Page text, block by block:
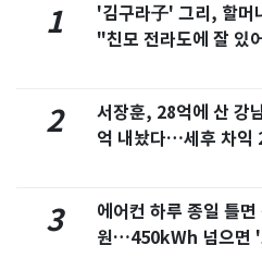
1
'김구라子' 그리, 할머
"친모 전라도에 잘
2
서장훈, 28억에 산 강
억 내놨다…세후 차익
3
에어컨 하루 종일 틀
원…450kWh 넘으면 '